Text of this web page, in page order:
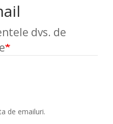
dvs. de
de emailuri.